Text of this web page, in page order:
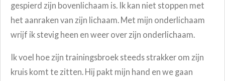
gespierd zijn bovenlichaam is. Ik kan niet stoppen met
het aanraken van zijn lichaam. Met mijn onderlichaam
wrijf ik stevig heen en weer over zijn onderlichaam.
Ik voel hoe zijn trainingsbroek steeds strakker om zijn
kruis komt te zitten. Hij pakt mijn hand en we gaan